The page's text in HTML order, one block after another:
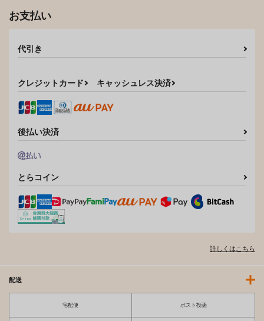
お支払い
代引き
クレジットカード キャッシュレス決済
後払い決済
とらコイン
詳しくはこちら
配送
宅配便 ポスト投函